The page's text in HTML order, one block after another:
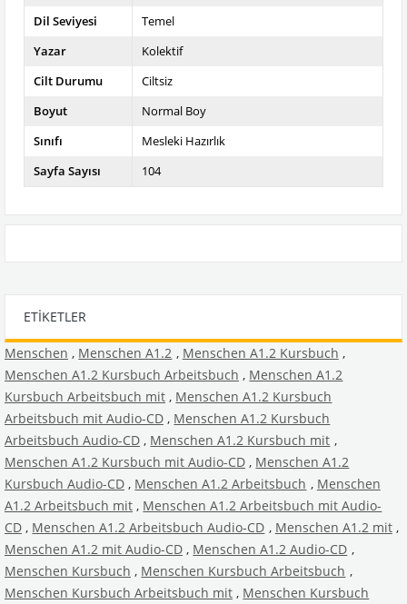
Dil Seviyesi
Temel
Yazar
Kolektif
Cilt Durumu
Ciltsiz
Boyut
Normal Boy
Sınıfı
Mesleki Hazırlık
Sayfa Sayısı
104
ETIKETLER
Menschen , Menschen A1.2 , Menschen A1.2 Kursbuch ,
Menschen A1.2 Kursbuch Arbeitsbuch , Menschen A1.2
Kursbuch Arbeitsbuch mit , Menschen A1.2 Kursbuch
Arbeitsbuch mit Audio-CD , Menschen A1.2 Kursbuch
Arbeitsbuch Audio-CD , Menschen A1.2 Kursbuch mit ,
Menschen A1.2 Kursbuch mit Audio-CD , Menschen A1.2
Kursbuch Audio-CD , Menschen A1.2 Arbeitsbuch , Menschen
A1.2 Arbeitsbuch mit , Menschen A1.2 Arbeitsbuch mit Audio-
CD , Menschen A1.2 Arbeitsbuch Audio-CD , Menschen A1.2 mit ,
Menschen A1.2 mit Audio-CD , Menschen A1.2 Audio-CD ,
Menschen Kursbuch , Menschen Kursbuch Arbeitsbuch ,
Menschen Kursbuch Arbeitsbuch mit , Menschen Kursbuch